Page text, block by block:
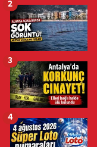
2
3
4